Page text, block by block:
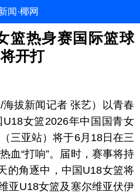
闻·椰网
篮热身赛国际篮球
开打
/海拔新闻记者 张艺）以青春
女篮2026年中国国青女
三亚站）将于6月18日在三
血“打响”。届时，赛事将持
的角逐中，中国U18女篮将
亚U18女篮及塞尔维亚伏伊